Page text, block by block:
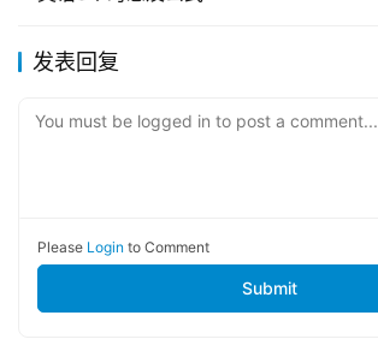
发表回复
You must be logged in to post a comment...
Please Login to Comment
Submit